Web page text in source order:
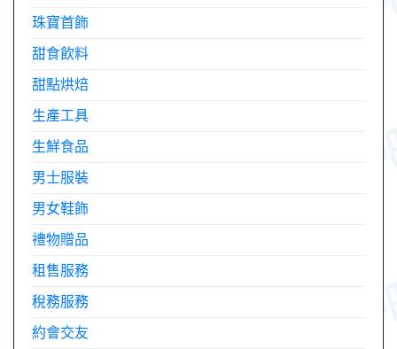
珠寶首飾
甜食飲料
甜點烘焙
生產工具
生鮮食品
男士服裝
男女鞋飾
禮物贈品
租售服務
稅務服務
約會交友